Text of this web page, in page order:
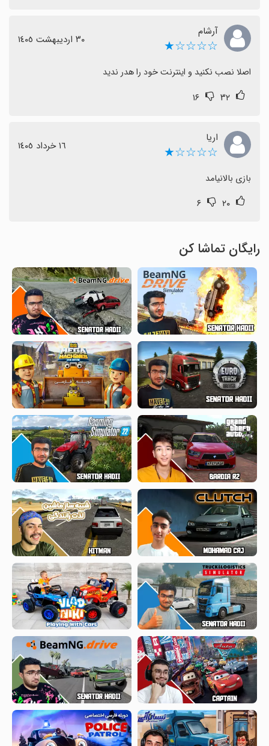
آرشام
☆☆☆☆★ ٣٠ اردیبهشت ١٤٠٥
اصلا نصب نکنید و اینترنت خود را هدر ندید
۳۲ ۱۶
اریا
☆☆☆☆★ ١٦ خرداد ١٤٠٥
بازی بالانیامد
۲۰ ۶
رایگان تماشا کن